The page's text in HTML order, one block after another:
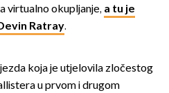
virtualno okupljanje, a tu je
Ratray.
koja je utjelovila zločestog
u prvom i drugom